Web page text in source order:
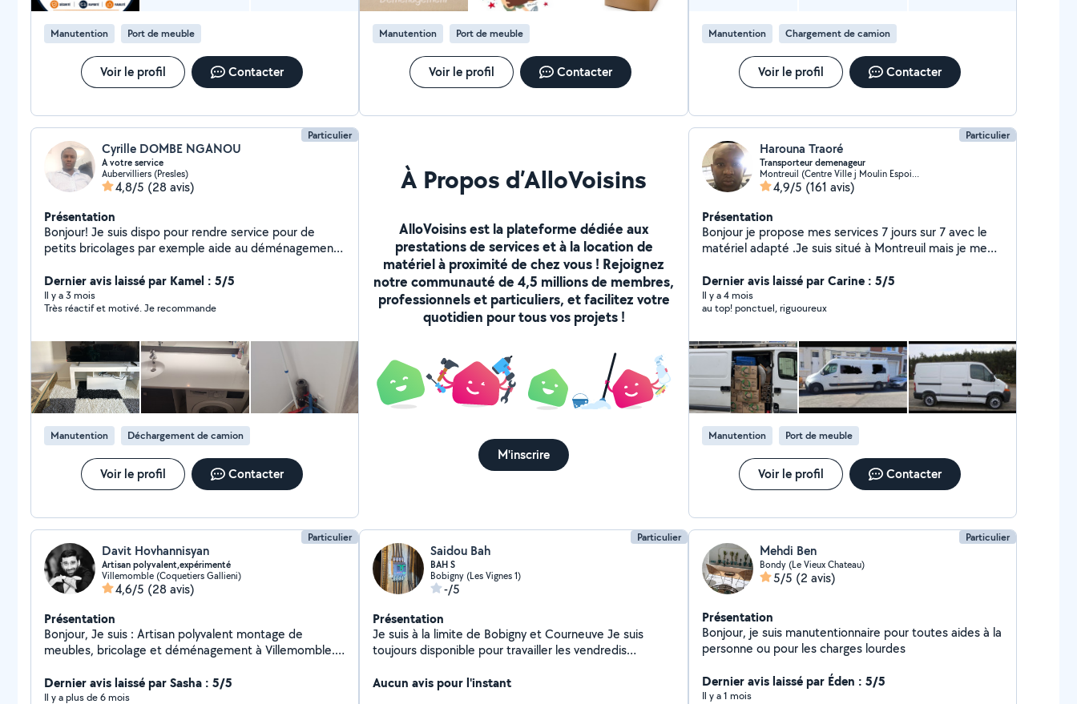
Manutention Port de meuble
Voir le profil Contacter
Manutention Port de meuble
Voir le profil Contacter
Manutention Chargement de camion
Voir le profil Contacter
Particulier
Cyrille DOMBE NGANOU
A votre service
Aubervilliers (Presles)
4,8/5 (28 avis)
Présentation
Bonjour! Je suis dispo pour rendre service pour de
petits bricolages par exemple aide au déménagement ,
Dernier avis laissé par Kamel : 5/5
Il y a 3 mois
Très réactif et motivé. Je recommande
Manutention Déchargement de camion
Voir le profil Contacter
À Propos d’AlloVoisins
AlloVoisins est la plateforme dédiée aux
prestations de services et à la location de
matériel à proximité de chez vous ! Rejoignez
notre communauté de 4,5 millions de membres,
professionnels et particuliers, et facilitez votre
quotidien pour tous vos projets !
M'inscrire
Particulier
Harouna Traoré
Transporteur demenageur
Montreuil (Centre Ville j Moulin Espoir 2)
4,9/5 (161 avis)
Présentation
Bonjour je propose mes services 7 jours sur 7 avec le
matériel adapté .Je suis situé à Montreuil mais je me
pour ceux qui m'accorderont leurs confiance.
Dernier avis laissé par Carine : 5/5
Il y a 4 mois
au top! ponctuel, riguoureux
Manutention Port de meuble
Voir le profil Contacter
Particulier
Davit Hovhannisyan
Artisan polyvalent,expérimenté
Villemomble (Coquetiers Gallieni)
4,6/5 (28 avis)
Présentation
Bonjour, Je suis : Artisan polyvalent montage de
meubles, bricolage et déménagement à Villemomble.
meubles et petits travaux. ️ Bricoleur professionnel à
Villemomble montage, fixation, déménagement,
Dernier avis laissé par Sasha : 5/5
Il y a plus de 6 mois
Particulier
Saidou Bah
BAH S
Bobigny (Les Vignes 1)
-/5
Présentation
Je suis à la limite de Bobigny et Courneuve Je suis
toujours disponible pour travailler les vendredis
Aucun avis pour l'instant
Particulier
Mehdi Ben
Bondy (Le Vieux Chateau)
5/5 (2 avis)
Présentation
Bonjour, je suis manutentionnaire pour toutes aides à la
personne ou pour les charges lourdes
Dernier avis laissé par Éden : 5/5
Il y a 1 mois